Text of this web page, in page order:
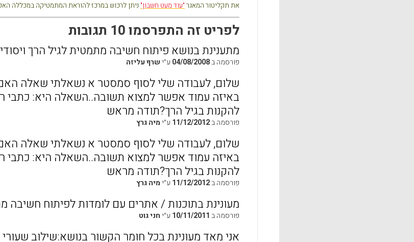
את תקליטור המאגר"עוד מעט חשבון" ניתן לרכוש במרכז להוראת המתמטיקה במכללה
לפריט זה התפרסמו 10 תגובות
מתענינת בנושא פיתוח חשיבה מתמטית לגיל הרך ויסודי
פורסמה ב04/08/2008 ע״ישרף עליזה
שלום, לעבודה שלי לסוף סמסטר א נשאלתי שאלה האם
באיזה עמוד אפשר למצוא תשובה..השאלה היא: כתבי
להקנות בגיל הרך?תודה מראש
פורסמה ב11/12/2012 ע״ימיה גרץ
שלום, לעבודה שלי לסוף סמסטר א נשאלתי שאלה האם
באיזה עמוד אפשר למצוא תשובה..השאלה היא: כתבי
להקנות בגיל הרך?תודה מראש
פורסמה ב11/12/2012 ע״ימיה גרץ
מעונינת בתוכנות / אתרים עם לומדות לפיתוח חשיבה
פורסמה ב 10/11/2011 ע״יחני גוט
אני מאד מעונינת בכל חומר הקשור בנושא:שילוב